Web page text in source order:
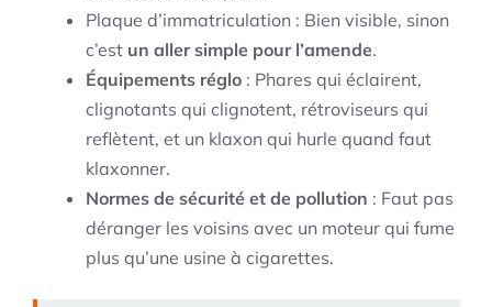
Plaque d’immatriculation : Bien visible, sinon
c’est un aller simple pour l’amende.
Équipements réglo : Phares qui éclairent,
clignotants qui clignotent, rétroviseurs qui
reflètent, et un klaxon qui hurle quand faut
klaxonner.
Normes de sécurité et de pollution : Faut pas
déranger les voisins avec un moteur qui fume
plus qu’une usine à cigarettes.